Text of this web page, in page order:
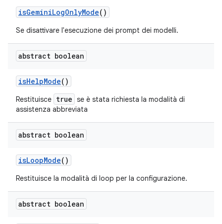
isGeminiLogOnlyMode()
Se disattivare l'esecuzione dei prompt dei modelli.
abstract boolean
isHelpMode()
Restituisce true se è stata richiesta la modalità di
assistenza abbreviata
abstract boolean
isLoopMode()
Restituisce la modalità di loop per la configurazione.
abstract boolean